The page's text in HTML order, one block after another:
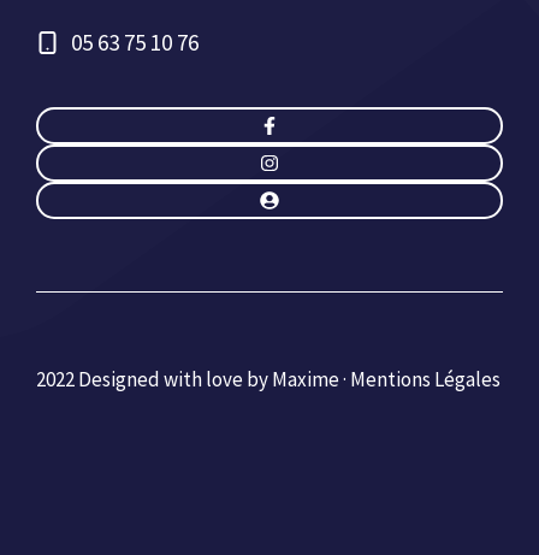
05 63 75 10 76
2022 Designed with love by Maxime · Mentions Légales